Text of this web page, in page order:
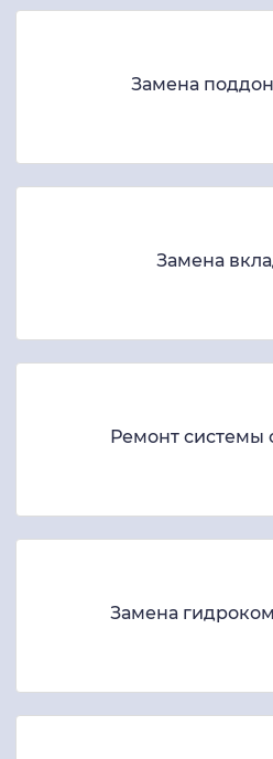
Замена
Замена
Ремонт системы
Замена